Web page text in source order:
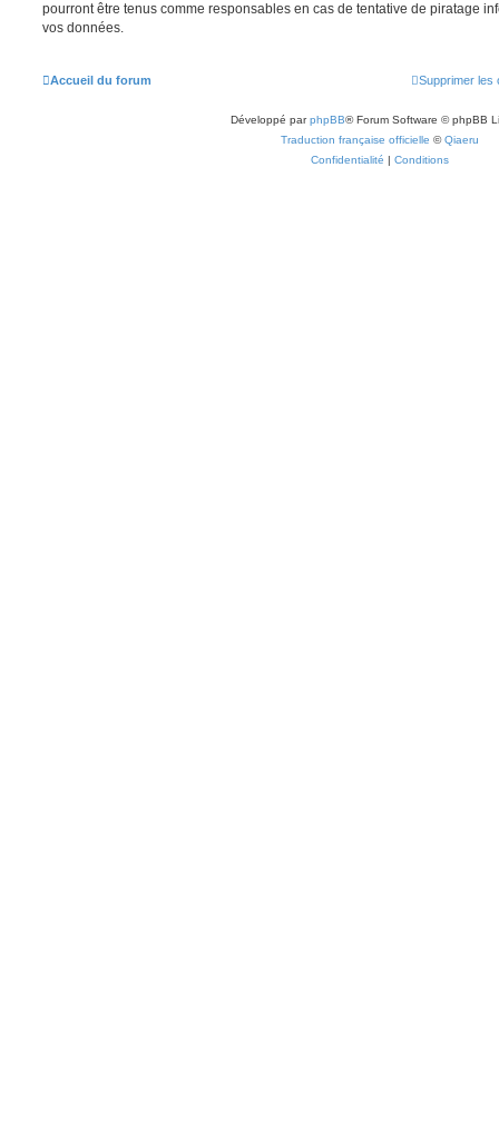
pourront être tenus comme responsables en cas de tentative de piratage
vos données.
Accueil du forum Supprimer les
Développé parphpBB® Forum Software © phpBB
Traduction française officielle ©Qiaeru
Confidentialité | Conditions